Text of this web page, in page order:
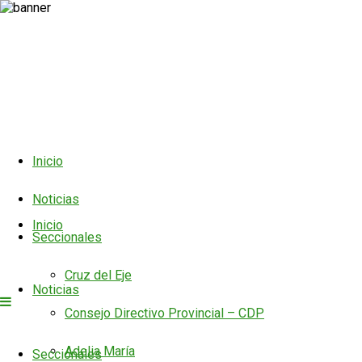
Inicio
Noticias
Seccionales
Cruz del Eje
Consejo Directivo Provincial – CDP
Adelia María
Inicio
Noticias
Seccionales